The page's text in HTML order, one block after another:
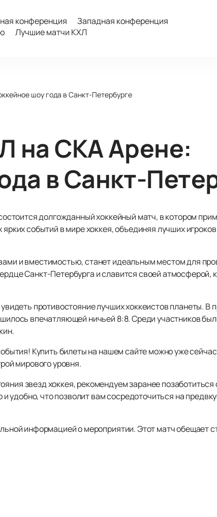
конференция
Западная конференция
Лучшие матчи КХЛ
шоу года в Санкт-Петербурге
на СКА Арене:
в Санкт-
долгожданный хоккейный матч, в котором
событий в мире хоккея, объединяя лучших
и вместимостью, станет идеальным местом для
Санкт-Петербурга и славится своей атмосферой,
противостояние лучших хоккеистов планеты. В
впечатляющей ничьей 8:8. Среди участников
Купить билеты на нашем сайте можно уже
мирового уровня.
звезд хоккея, рекомендуем заранее позаботиться
удобно, что позволит вам сосредоточиться на
информацией о мероприятии. Этот матч обещает